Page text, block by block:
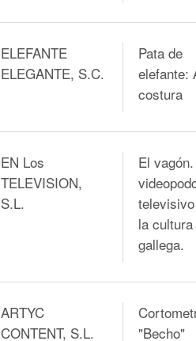
ELEFANTE
ELEGANTE, S.C.
Pata de
elefante:
costura
EN Los
TELEVISION,
S.L.
El
la cultura
gallega.
ARTYC
CONTENT, S.L.
"Becho"